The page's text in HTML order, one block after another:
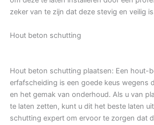
zeker van te zijn dat deze stevig en veilig
Hout beton schutting
Hout beton schutting plaatsen: Een hout-
erfafscheiding is een goede keus wegens
en het gemak van onderhoud. Als u van
te laten zetten, kunt u dit het beste laten
schutting expert om ervoor te zorgen dat